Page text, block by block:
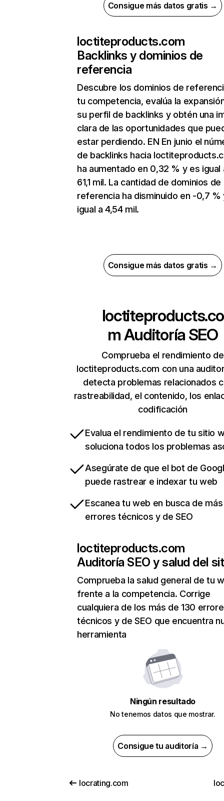
Consigue más datos gratis →
loctiteproducts.com
Backlinks y dominios de
referencia
Descubre los dominios de
tu competencia, evalúa la
su perfil de backlinks y obtén una
clara de las oportunidades que
estar perdiendo. EN En junio el
de backlinks hacia
ha aumentado en 0,32 % y es igual
61,1 mil. La cantidad de dominios de
referencia ha disminuido en -0,7 %
igual a 4,54 mil.
Consigue más datos gratis →
loctiteproducts.co
mAuditoría SEO
Comprueba el rendimiento de
loctiteproducts.com con una
detecta problemas relacionados
rastreabilidad, el contenido, los
codificación
Evalua el rendimiento de tu sitio
soluciona todos los problemas
Asegúrate de que el bot de
puede rastrear e indexar tu web
Escanea tu web en busca de
errores técnicos y de SEO
loctiteproducts.com
Auditoría SEO y salud del
Comprueba la salud general de tu
frente a la competencia. Corrige
cualquiera de los más de 130
técnicos y de SEO que encuentra
herramienta
Ningún resultado
No tenemos datos que mostrar.
Consigue tu auditoría →
locrating.com